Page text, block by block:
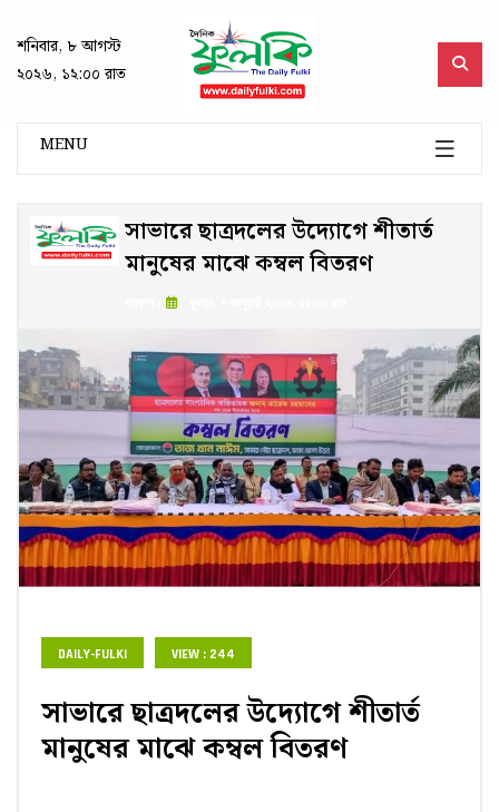
শনিবার, ৮ আগস্ট
২০২৬, ১২:০০ রাত
MENU
সাভারে ছাত্রদলের উদ্যোগে শীতার্ত
মানুষের মাঝে কম্বল বিতরণ
DAILY-FULKI VIEW : 244
সাভারে ছাত্রদলের উদ্যোগে শীতার্ত
মানুষের মাঝে কম্বল বিতরণ